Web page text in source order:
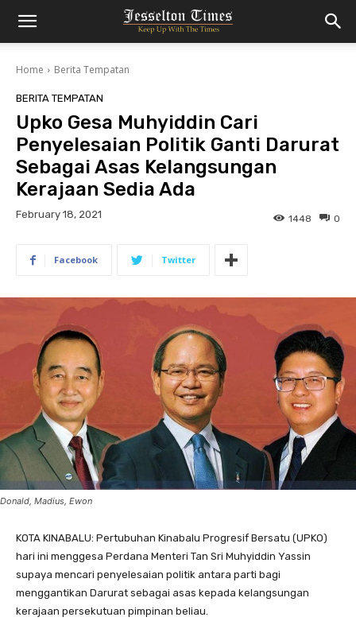
Home Berita Tempatan
BERITA TEMPATAN
Upko Gesa Muhyiddin Cari
Penyelesaian Politik Ganti Darurat
Sebagai Asas Kelangsungan
Kerajaan Sedia Ada
February 18, 2021 0
1448
Facebook Twitter
Donald, Madius, Ewon
KOTA KINABALU: Pertubuhan Kinabalu Progresif Bersatu (UPKO)
hari ini menggesa Perdana Menteri Tan Sri Muhyiddin Yassin
supaya mencari penyelesaian politik antara parti bagi
menggantikan Darurat sebagai asas kepada kelangsungan
kerajaan persekutuan pimpinan beliau.